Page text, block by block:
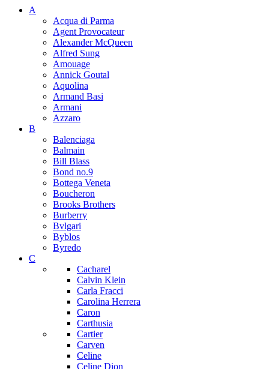
A
Acqua di Parma
Agent Provocateur
Alexander McQueen
Alfred Sung
Amouage
Annick Goutal
Aquolina
Armand Basi
Armani
Azzaro
B
Balenciaga
Balmain
Bill Blass
Bond no.9
Bottega Veneta
Boucheron
Brooks Brothers
Burberry
Bvlgari
Byblos
Byredo
C
Cacharel
Calvin Klein
Carla Fracci
Carolina Herrera
Caron
Carthusia
Cartier
Carven
Celine
Celine Dion